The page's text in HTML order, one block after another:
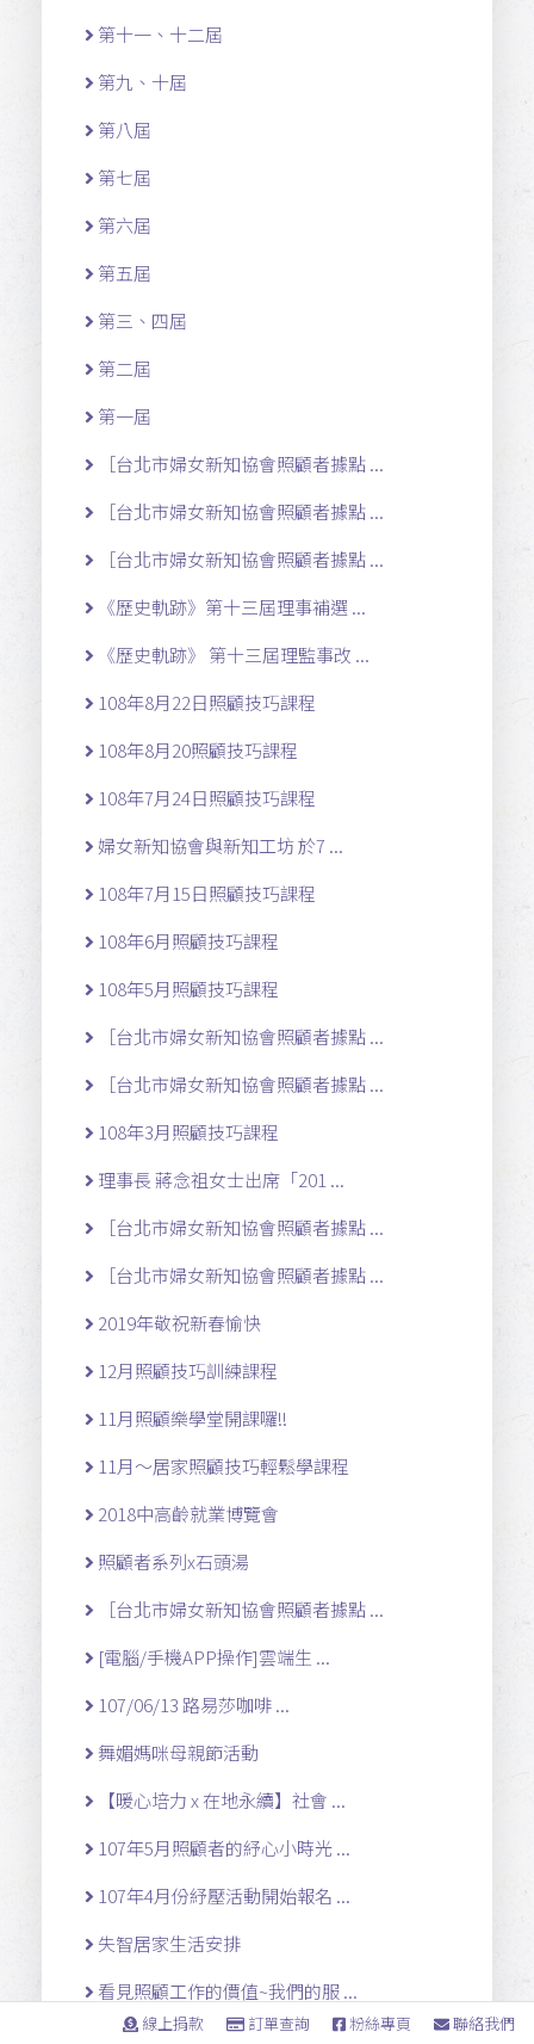
第十一 、十二 屆
第九、十屆
第八屆
第七屆
第六屆
第五屆
第三、四屆
第二屆
第一屆
［台北市婦女新知協會照顧者據點 ...
［台北市婦女新知協會照顧者據點 ...
［台北市婦女新知協會照顧者據點 ...
《歷史軌跡》第十三屆理事補選 ...
《歷史軌跡》 第十三屆理監事改 ...
108年8月22日照顧技巧課程
108年8月20照顧技巧課程
108年7月24日照顧技巧課程
婦女新知協會與新知工坊 於7 ...
108年7月15日照顧技巧課程
108年6月照顧技巧課程
108年5月照顧技巧課程
［台北市婦女新知協會照顧者據點 ...
［台北市婦女新知協會照顧者據點 ...
108年3月照顧技巧課程
理事長 蔣念祖女士出席「201 ...
［台北市婦女新知協會照顧者據點 ...
［台北市婦女新知協會照顧者據點 ...
2019年敬祝新春愉快
12月照顧技巧訓練課程
11月照顧樂學堂開課囉!!
11月～居家照顧技巧輕鬆學課程
2018中高齡就業博覽會
照顧者系列x石頭湯
［台北市婦女新知協會照顧者據點 ...
[電腦/手機APP操作]雲端生 ...
107/06/13 路易莎咖啡 ...
舞媚媽咪母親節活動
【暖心培力 x 在地永續】社會 ...
107年5月照顧者的紓心小時光 ...
107年4月份紓壓活動開始報名 ...
失智居家生活安排
看見照顧工作的價值~我們的服 ...
《歷史軌跡》 第十二屆理事補選 ...
線上捐款 訂單查詢 粉絲專頁 聯絡我們